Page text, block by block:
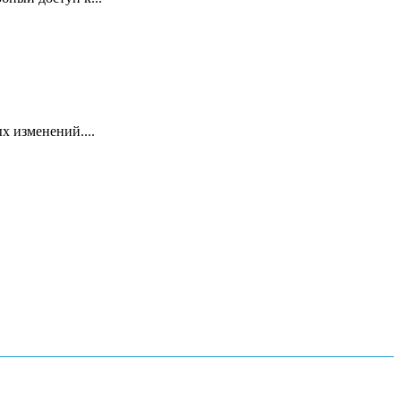
изменений....